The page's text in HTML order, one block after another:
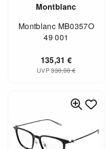
Montblanc
Montblanc MB0357O
49 001
135,31€
UVP330,00€